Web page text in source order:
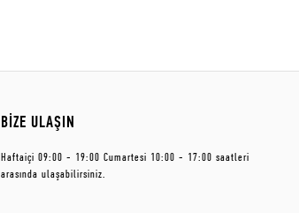
BİZE ULAŞIN
Haftaiçi 09:00 - 19:00 Cumartesi 10:00 - 17:00 saatleri
arasında ulaşabilirsiniz.